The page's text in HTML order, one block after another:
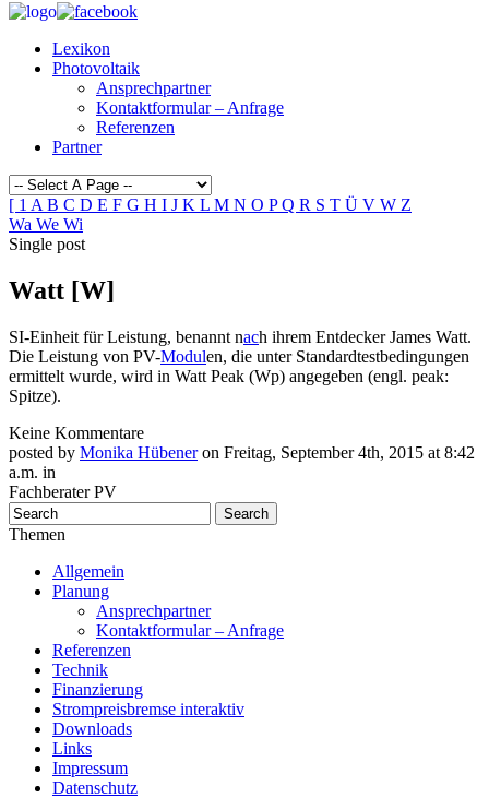
Lexikon
Photovoltaik
Ansprechpartner
Kontaktformular – Anfrage
Referenzen
Partner
[ 1 A B C D E F G H I J K L M N O PQ R S T Ü V W Z
Wa We Wi
Single post
Watt [W]
SI-Einheit für Leistung, benannt nach ihrem Entdecker James Watt.
Die Leistung von PV-Modulen, die unter Standardtestbedingungen
ermittelt wurde, wird in Watt Peak (Wp) angegeben (engl. peak:
Spitze).
Keine Kommentare
posted by Monika Hübeneron Freitag, September 4th, 2015 at 8:42
a.m. in
Fachberater PV
Themen
Allgemein
Planung
Ansprechpartner
Kontaktformular – Anfrage
Referenzen
Technik
Finanzierung
Strompreisbremse interaktiv
Downloads
Links
Impressum
Datenschutz